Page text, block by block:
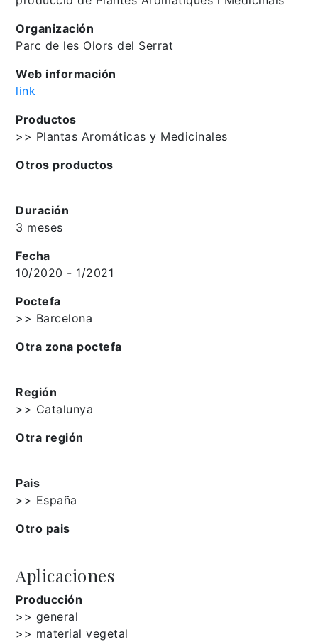
Organización
Parc de les Olors del Serrat
Web información
link
Productos
>> Plantas Aromáticas y Medicinales
Otros productos
Duración
3 meses
Fecha
10/2020 - 1/2021
Poctefa
>> Barcelona
Otra zona poctefa
Región
>> Catalunya
Otra región
Pais
>> España
Otro pais
Aplicaciones
Producción
>> general
>> material vegetal